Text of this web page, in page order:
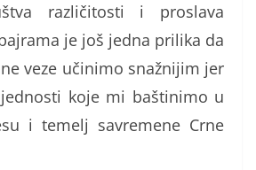
različitosti i proslava
je još jedna prilika da
veze učinimo snažnijim jer
koje mi baštinimo u
i temelj savremene Crne